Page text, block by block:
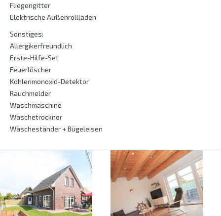
Fliegengitter
Elektrische Außenrollläden
Sonstiges:
Allergikerfreundlich
Erste-Hilfe-Set
Feuerlöscher
Kohlenmonoxid-Detektor
Rauchmelder
Waschmaschine
Wäschetrockner
Wäscheständer + Bügeleisen